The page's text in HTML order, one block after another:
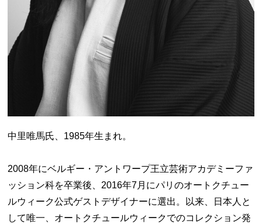
中里唯馬氏、1985年生まれ。
2008年にベルギー・アントワープ王立芸術アカデミーファ
ッション科を卒業後、2016年7月にパリのオートクチュー
ルウィーク公式ゲストデザイナーに選出。以来、日本人と
して唯一、オートクチュールウィークでのコレクション発